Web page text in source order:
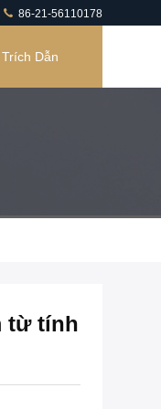
86-21-56110178
Trích Dẫn
từ tính